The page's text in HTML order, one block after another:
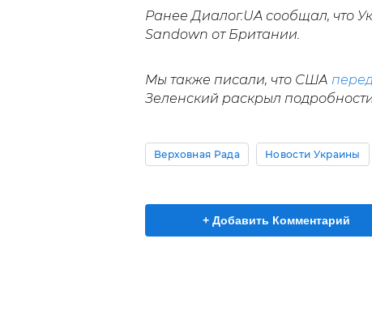
Ранее Диалог.UA сообщал, что
Sandown от Британии.
Мы также писали, что США
Зеленский раскрыл
Верховная Рада Новости Украины
+ Добавить Комментарий